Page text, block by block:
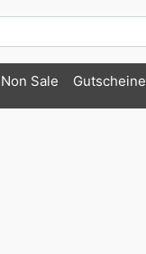
Non Sale Gutscheine